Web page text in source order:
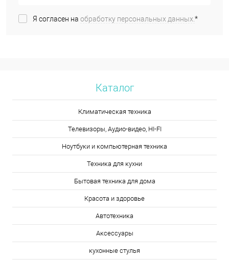
Я согласен на обработку персональных данных. *
Каталог
Климатическая техника
Телевизоры, Аудио-видео, HI-FI
Ноутбуки и компьютерная техника
Техника для кухни
Бытовая техника для дома
Красота и здоровье
Автотехника
Аксессуары
кухонные стулья